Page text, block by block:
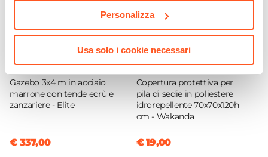
Personalizza
Usa solo i cookie necessari
CODICE:540112
Gazebo 3x4 m in acciaio
marrone con tende ecrù e
zanzariere - Elite
€ 337,00
CODICE:COVER11
Copertura protettiva per
pila di sedie in poliestere
idrorepellente 70x70x120h
cm - Wakanda
€ 19,00